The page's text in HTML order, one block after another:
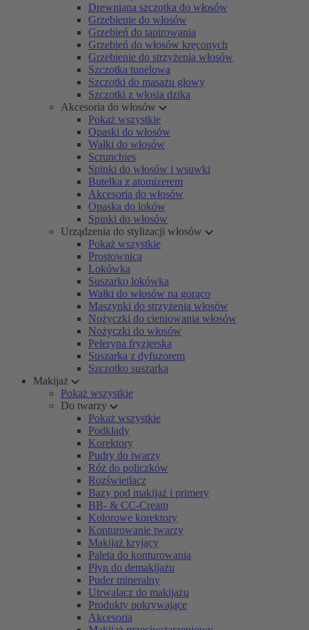
Drewniana szczotka do włosów
Grzebienie do włosów
Grzebień do tapirowania
Grzebień do włosów kręconych
Grzebienie do strzyżenia włosów
Szczotka tunelowa
Szczotki do masażu głowy
Szczotki z włosia dzika
Akcesoria do włosów
Pokaż wszystkie
Opaski do włosów
Wałki do włosów
Scrunchies
Spinki do włosów i wsuwki
Butelka z atomizerem
Akcesoria do włosów
Opaska do loków
Spinki do włosów
Urządzenia do stylizacji włosów
Pokaż wszystkie
Prostownica
Lokówka
Suszarko lokówka
Wałki do włosów na gorąco
Maszynki do strzyżenia włosów
Nożyczki do cieniowania włosów
Nożyczki do włosów
Peleryna fryzjerska
Suszarka z dyfuzorem
Szczotko suszarka
Makijaż
Pokaż wszystkie
Do twarzy
Pokaż wszystkie
Podkłady
Korektory
Pudry do twarzy
Róż do policzków
Rozświetlacz
Bazy pod makijaż i primery
BB- & CC-Cream
Kolorowe korektory
Konturowanie twarzy
Makijaż kryjący
Paleta do konturowania
Płyn do demakijażu
Puder mineralny
Utrwalacz do makijażu
Produkty pokrywające
Akcesoria